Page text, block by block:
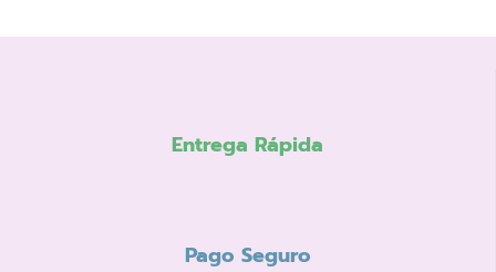
Entrega Rápida
Pago Seguro